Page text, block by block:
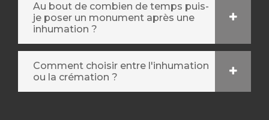
Au bout de combien de temps puis-
je poser un monument après une
inhumation ?
Comment choisir entre l'inhumation
ou la crémation ?